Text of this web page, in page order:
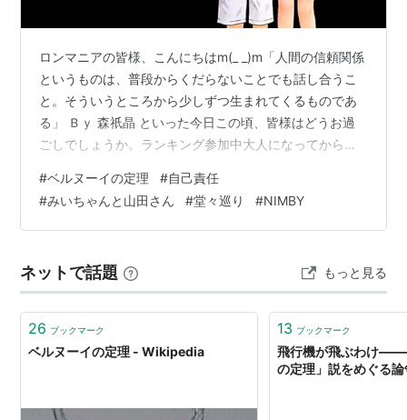
ロンマニアの皆様、こんにちはm(_ _)m「人間の信頼関係
というものは、普段からくだらないことでも話し合うこ
と。そういうところから少しずつ生まれてくるものであ
る」 Ｂｙ 森祇晶 といった今日この頃、皆様はどうお過
ごしでしょうか。ランキング参加中大人になってからわ
最近はスッカリAI時代に突入していて、職場じゃ足りな
くなった人手をAIで補うようになってたりするのであ
る。何だかんだワタクシもAI使うし、まぁコレも時代の
は一つだけ落とし穴があるのである。ソレは「基本とな
る原理を知らないのに正解だけ知…
#ベルヌーイの定理 #自己責任
#みいちゃんと山田さん #堂々巡り #NIMBY
ネットで話題 もっと見る
26 ブックマーク
ベルヌーイの定理 - Wikipedia
13 ブックマーク
飛行機が飛ぶわけ
の定理」説をめぐる